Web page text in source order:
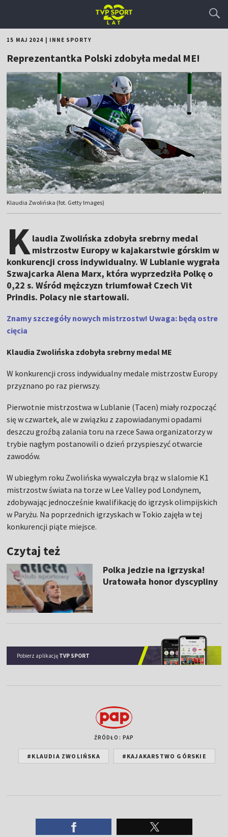
15 MAJ 2024 INNE SPORTY
Reprezentantka Polski zdobyła medal ME!
Klaudia Zwolińska (fot. Getty Images)
Klaudia Zwolińska zdobyła srebrny medal
mistrzostw Europy w kajakarstwie górskim w
konkurencji cross indywidualny. W Lublanie wygrała
Szwajcarka Alena Marx, która wyprzedziła Polkę o
0,22 s. Wśród mężczyzn triumfował Czech Vit
Prindis. Polacy nie startowali.
Znamy szczegóły nowych mistrzostw! Uwaga: będą ostre
cięcia
Klaudia Zwolińska zdobyła srebrny medal ME
W konkurencji cross indywidualny medale mistrzostw Europy
przyznano po raz pierwszy.
Pierwotnie mistrzostwa w Lublanie (Tacen) miały rozpocząć
się w czwartek, ale w związku z zapowiadanymi opadami
deszczu groźbą zalania toru na rzece Sawa organizatorzy w
trybie nagłym postanowili o dzień przyspieszyć otwarcie
zawodów.
W ubiegłym roku Zwolińska wywalczyła brąz w slalomie K1
mistrzostw świata na torze w Lee Valley pod Londynem,
zdobywając jednocześnie kwalifikację do igrzysk olimpijskich
w Paryżu. Na poprzednich igrzyskach w Tokio zajęła w tej
konkurencji piąte miejsce.
Czytaj też
Polka jedzie na igrzyska!
Uratowała honor dyscypliny
Pobierz aplikację TVP SPORT
ŹRÓDŁO: PAP
#KLAUDIA ZWOLIŃSKA #KAJAKARSTWO GÓRSKIE